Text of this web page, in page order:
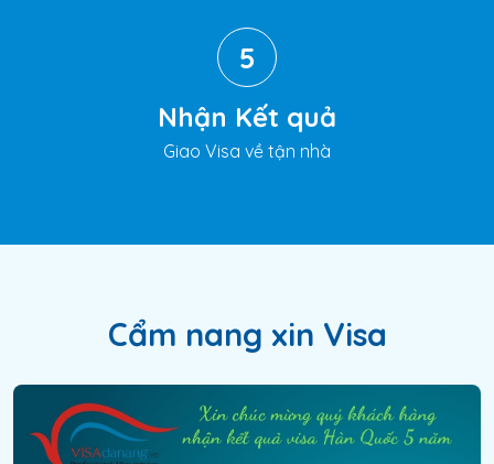
5
Nhận Kết quả
Giao Visa về tận nhà
Cẩm nang xin Visa